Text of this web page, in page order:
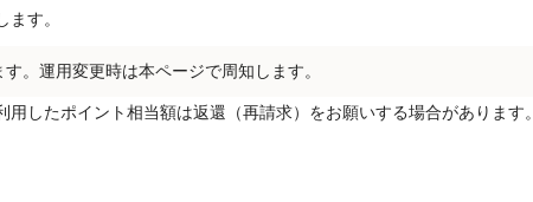
す。
。運用変更時は本ページで周知します。
したポイント相当額は返還（再請求）をお願いする場合があります。